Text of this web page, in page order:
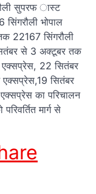
सुपरफ ास्ट
भोपाल
22167 सिंगरौली
से 3 अक्टूबर तक
एक्सप्रेस, 22 सितंबर
सितंबर
का परिचालन
मार्ग से